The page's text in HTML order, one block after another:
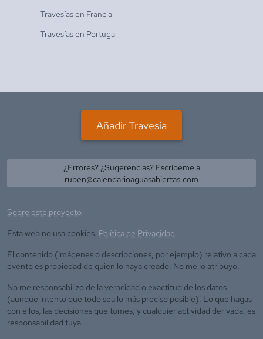
Travesías en Francia
Travesías en Portugal
Añadir Travesía
¿Errores? ¿Sugerencias? Escríbeme a
ruben@calendarioaguasabiertas.com
Sobre este proyecto
Esta web no usa cookies. Política de Privacidad
El contenido (imágenes o descripciones, por ejemplo) relativo a cada
evento es propiedad de quien lo haya creado. No me lo atribuyo.
No me responsabilizo de la veracidad o exactitud de los datos
(aunque intento que todo sea lo más preciso posible). Lo que hagas
con ellos, las decisiones que tomes, y cualquier actividad derivada, es
responsabilidad tuya.